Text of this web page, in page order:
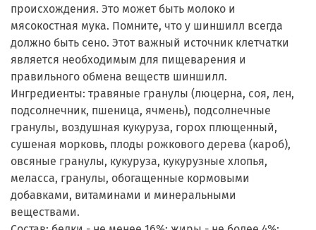
происхождения. Это может быть молоко и
мясокостная мука. Помните, что у шиншилл всегда
должно быть сено. Этот важный источник клетчатки
является необходимым для пищеварения и
правильного обмена веществ шиншилл.
Ингредиенты: травяные гранулы (люцерна, соя, лен,
подсолнечник, пшеница, ячмень), подсолнечные
гранулы, воздушная кукуруза, горох плющенный,
сушеная морковь, плоды рожкового дерева (кароб),
овсяные гранулы, кукуруза, кукурузные хлопья,
меласса, гранулы, обогащенные кормовыми
добавками, витаминами и минеральными
веществами.